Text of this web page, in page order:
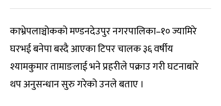
काभ्रेपलाञ्चोकको मण्डनदेउपुर नगरपालिका–१० ज्यामिरे
घरभई बनेपा बस्दै आएका टिपर चालक ३६ वर्षीय
श्यामकुमार तामाङलाई भने प्रहरीले पक्राउ गरी घटनाबारे
थप अनुसन्धान सुरु गरेको उनले बताए ।